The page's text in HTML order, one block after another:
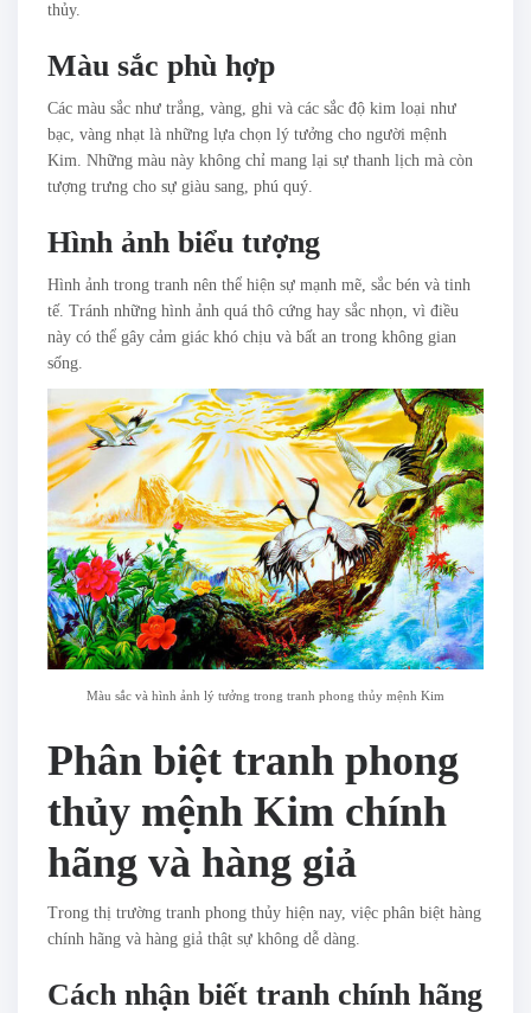
thủy.
Màu sắc phù hợp
Các màu sắc như trắng, vàng, ghi và các sắc độ kim loại như
bạc, vàng nhạt là những lựa chọn lý tưởng cho người mệnh
Kim. Những màu này không chỉ mang lại sự thanh lịch mà còn
tượng trưng cho sự giàu sang, phú quý.
Hình ảnh biểu tượng
Hình ảnh trong tranh nên thể hiện sự mạnh mẽ, sắc bén và tinh
tế. Tránh những hình ảnh quá thô cứng hay sắc nhọn, vì điều
này có thể gây cảm giác khó chịu và bất an trong không gian
sống.
Màu sắc và hình ảnh lý tưởng trong tranh phong thủy mệnh Kim
Phân biệt tranh phong
thủy mệnh Kim chính
hãng và hàng giả
Trong thị trường tranh phong thủy hiện nay, việc phân biệt hàng
chính hãng và hàng giả thật sự không dễ dàng.
Cách nhận biết tranh chính hãng